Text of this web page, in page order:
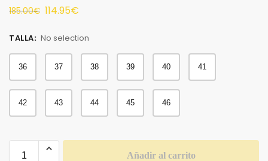
185.00€ 114.95€
TALLA: No selection
36 37 38 39 40 41
42 43 44 45 46
Añadir al carrito